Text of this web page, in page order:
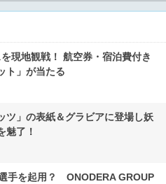
現地観戦！ 航空券・宿泊費付き
ト」が当たる
ツ」の表紙＆グラビアに登場し妖
魅了！
手を起用？ ONODERA GROUP